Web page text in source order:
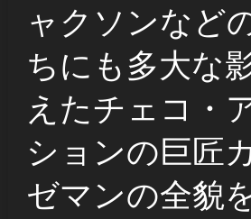
ャクソンなど
ちにも多大な
えたチェコ・
ションの巨匠
ゼマンの全貌